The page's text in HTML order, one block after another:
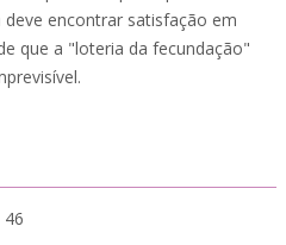
encontrar satisfação em
que a "loteria da fecundação"
46